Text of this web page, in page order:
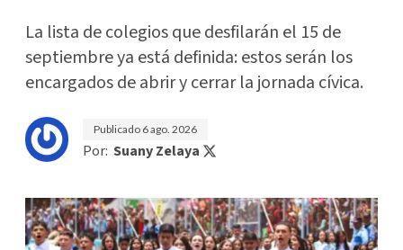
La lista de colegios que desfilarán el 15 de
septiembre ya está definida: estos serán los
encargados de abrir y cerrar la jornada cívica.
Publicado 6 ago. 2026
Por: Suany Zelaya